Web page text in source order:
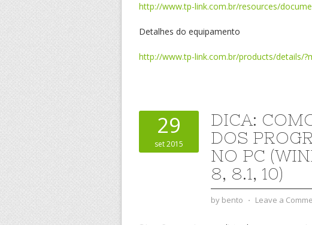
http://www.tp-link.com.br/resources/
Detalhes do equipamento
http://www.tp-link.com.br/products/details/
29
set 2015
DICA:
DOS
NO PC
8, 8.1, 10)
by bento ⋅ Leave a